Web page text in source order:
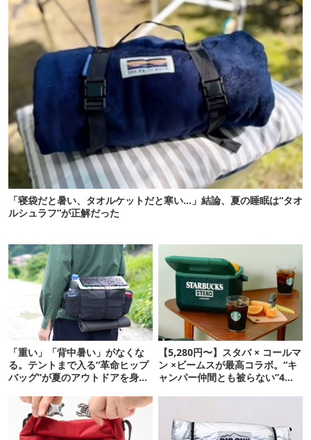
「寝袋だと暑い、タオルケットだと寒い…」結論、夏の睡眠は“タオ
ルシュラフ”が正解だった
「重い」「背中暑い」がなくな
る。テントまで入る“革命ヒップ
バッグ”が夏のアウトドアを身軽
【5,280円〜】スタバ × コールマ
ン ×ビームスが最高コラボ。“キ
ャンパー仲間とも被らない”4ア